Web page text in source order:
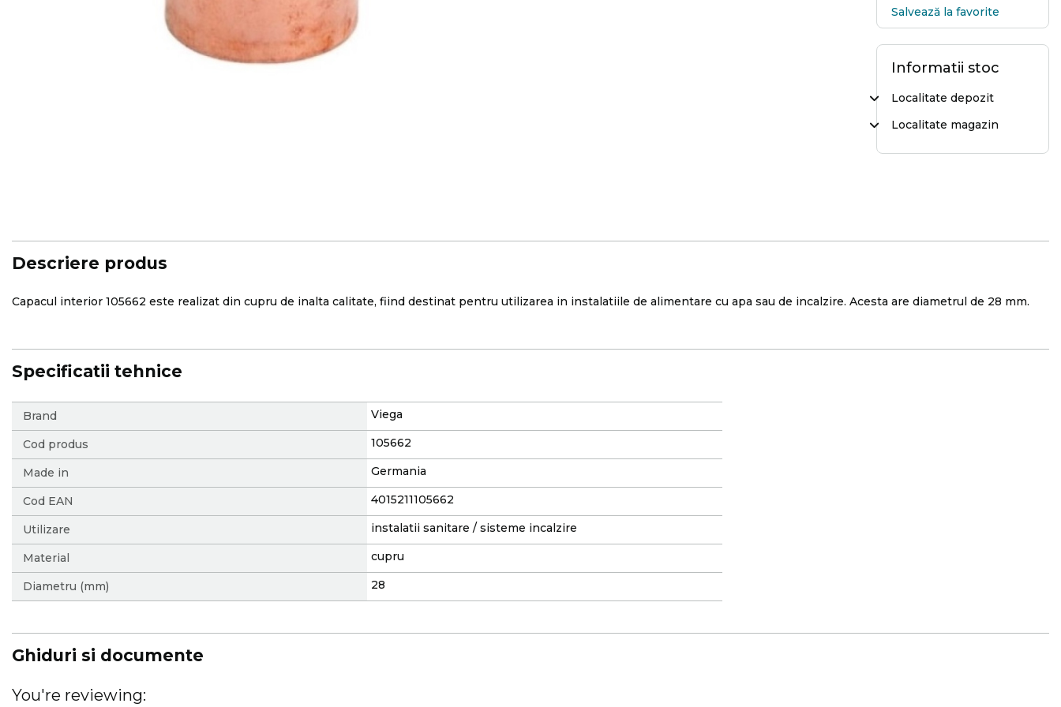
images
gallery
Salvează la favorite
Informatii stoc
Localitate depozit
Localitate magazin
Descriere produs
Capacul interior 105662 este realizat din cupru de inalta calitate, fiind destinat pentru utilizarea in instalatiile de alimentare cu apa sau de incalzire. Acesta are diametrul de 28 mm.
Specificatii tehnice
More
Information
Brand Viega
Cod produs 105662
Made in Germania
Cod EAN 4015211105662
Utilizare instalatii sanitare / sisteme incalzire
Material cupru
Diametru (mm) 28
Ghiduri si documente
You're reviewing: